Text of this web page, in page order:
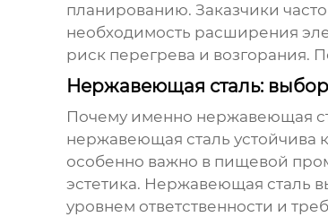
планированию. Заказчики
необходимость расширения
риск перегрева и возгорания.
Нержавеющая сталь:
Почему именно нержавеющая
нержавеющая сталь устойчива
особенно важно в пищевой
эстетика. Нержавеющая сталь
уровнем ответственности и